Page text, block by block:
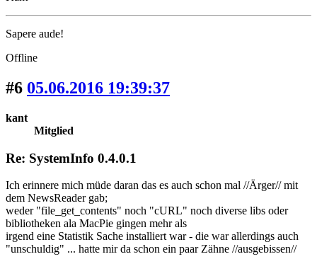
Sapere aude!
Offline
#6 05.06.2016 19:39:37
kant
Mitglied
Re: SystemInfo 0.4.0.1
Ich erinnere mich müde daran das es auch schon mal //Ärger// mit
dem NewsReader gab;
weder "file_get_contents" noch "cURL" noch diverse libs oder
bibliotheken ala MacPie gingen mehr als
irgend eine Statistik Sache installiert war - die war allerdings auch
"unschuldig" ... hatte mir da schon ein paar Zähne //ausgebissen//